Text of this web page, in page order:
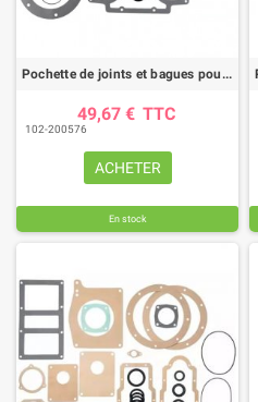
Pochette de joints et bagues pour MEC5000/6500/8000
49,67 € TTC
102-200576
ACHETER
En stock